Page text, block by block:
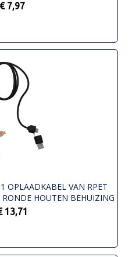
€ 7,97
OPLAADKABEL VAN RPET
HOUTEN BEHUIZING
13,71